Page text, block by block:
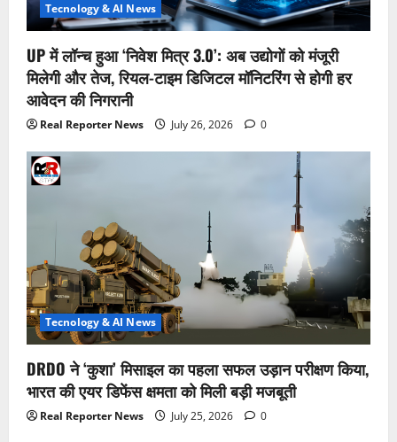
Tecnology & AI News
UP में लॉन्च हुआ ‘निवेश मित्र 3.0’: अब उद्योगों को मंजूरी
मिलेगी और तेज, रियल-टाइम डिजिटल मॉनिटरिंग से होगी हर
आवेदन की निगरानी
Real Reporter News July 26, 2026 0
Tecnology & AI News
DRDO ने ‘कुशा’ मिसाइल का पहला सफल उड़ान परीक्षण किया,
भारत की एयर डिफेंस क्षमता को मिली बड़ी मजबूती
Real Reporter News July 25, 2026 0